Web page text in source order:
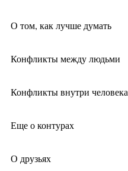
О том, как лучше думать
Конфликты между людьми
Конфликты внутри человека
Еще о контурах
О друзьях